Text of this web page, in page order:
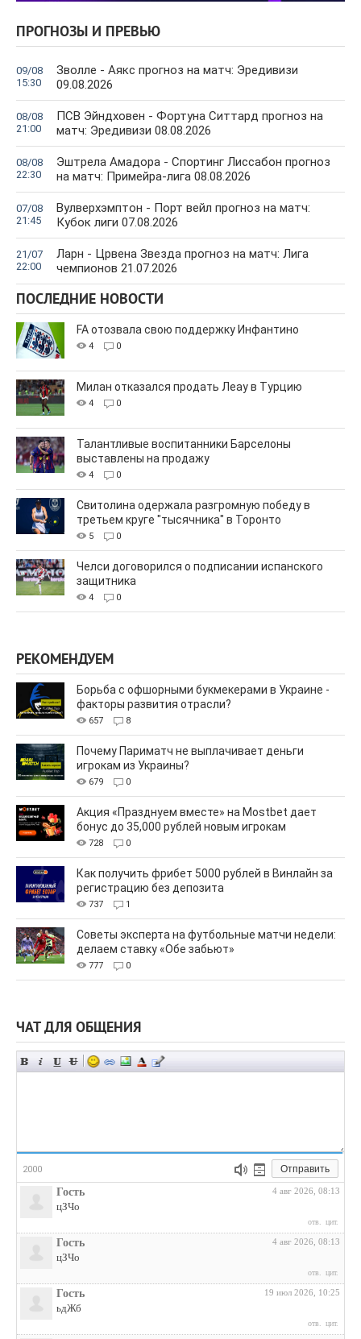
ПРОГНОЗЫ И ПРЕВЬЮ
09/08
15:30
Зволле - Аякс прогноз на матч: Эредивизи
09.08.2026
08/08
21:00
ПСВ Эйндховен - Фортуна Ситтард прогноз на
матч: Эредивизи 08.08.2026
08/08
22:30
Эштрела Амадора - Спортинг Лиссабон прогноз
на матч: Примейра-лига 08.08.2026
07/08
21:45
Вулверхэмптон - Порт вейл прогноз на матч:
Кубок лиги 07.08.2026
21/07
22:00
Ларн - Црвена Звезда прогноз на матч: Лига
чемпионов 21.07.2026
ПОСЛЕДНИЕ НОВОСТИ
FA отозвала свою поддержку Инфантино
4 0
Милан отказался продать Леау в Турцию
4 0
Талантливые воспитанники Барселоны
выставлены на продажу
4 0
Свитолина одержала разгромную победу в
третьем круге "тысячника" в Торонто
5 0
Челси договорился о подписании испанского
защитника
4 0
РЕКОМЕНДУЕМ
Борьба с офшорными букмекерами в Украине -
факторы развития отрасли?
657 8
Почему Париматч не выплачивает деньги
игрокам из Украины?
679 0
Акция «Празднуем вместе» на Mostbet дает
бонус до 35,000 рублей новым игрокам
728 0
Как получить фрибет 5000 рублей в Винлайн за
регистрацию без депозита
737 1
Советы эксперта на футбольные матчи недели:
делаем ставку «Обе забьют»
777 0
ЧАТ ДЛЯ ОБЩЕНИЯ
Отправить
2000
Гость 4 авг 2026, 08:13
цЗЧо
отв. цит.
Гость 4 авг 2026, 08:13
цЗЧо
отв. цит.
Гость 19 июл 2026, 10:25
ьдЖб
отв. цит.